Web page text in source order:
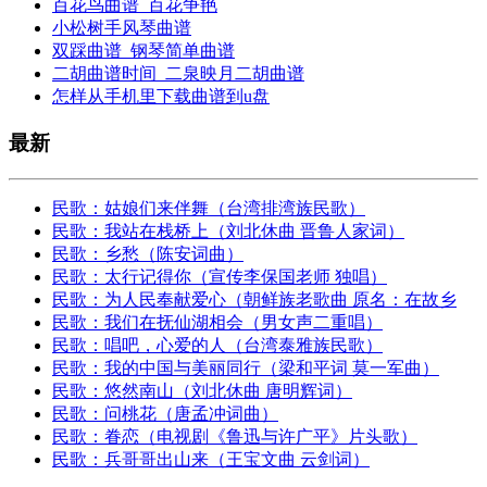
百花鸟曲谱_百花争艳
小松树手风琴曲谱
双踩曲谱_钢琴简单曲谱
二胡曲谱时间_二泉映月二胡曲谱
怎样从手机里下载曲谱到u盘
最新
民歌：姑娘们来伴舞（台湾排湾族民歌）
民歌：我站在栈桥上（刘北休曲 晋鲁人家词）
民歌：乡愁（陈安词曲）
民歌：太行记得你（宣传李保国老师 独唱）
民歌：为人民奉献爱心（朝鲜族老歌曲 原名：在故乡
民歌：我们在抚仙湖相会（男女声二重唱）
民歌：唱吧，心爱的人（台湾泰雅族民歌）
民歌：我的中国与美丽同行（梁和平词 莫一军曲）
民歌：悠然南山（刘北休曲 唐明辉词）
民歌：问桃花（唐孟冲词曲）
民歌：眷恋（电视剧《鲁迅与许广平》片头歌）
民歌：兵哥哥出山来（王宝文曲 云剑词）